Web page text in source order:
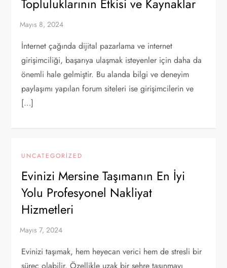
Topluluklarının Etkisi ve Kaynaklar
İnternet çağında dijital pazarlama ve internet
girişimciliği, başarıya ulaşmak isteyenler için daha da
önemli hale gelmiştir. Bu alanda bilgi ve deneyim
paylaşımı yapılan forum siteleri ise girişimcilerin ve
[…]
UNCATEGORIZED
Evinizi Mersine Taşımanın En İyi
Yolu Profesyonel Nakliyat
Hizmetleri
Evinizi taşımak, hem heyecan verici hem de stresli bir